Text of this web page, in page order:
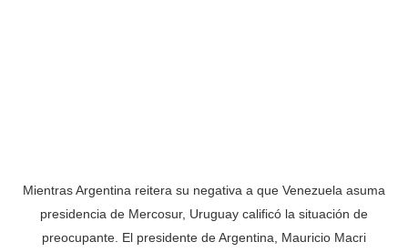
Mientras Argentina reitera su negativa a que Venezuela asuma
presidencia de Mercosur, Uruguay calificó la situación de
preocupante. El presidente de Argentina, Mauricio Macri